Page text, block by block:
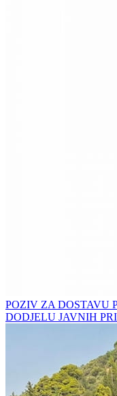
POZIV ZA DOSTAVU
DODJELU JAVNIH